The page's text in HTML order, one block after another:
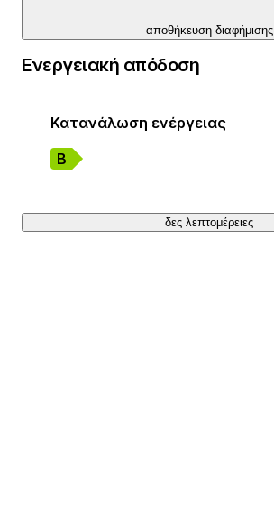
αποθήκευση διαφήμισης
Ενεργειακή απόδοση
Κατανάλωση ενέργειας
Β
δες λεπτομέρειες